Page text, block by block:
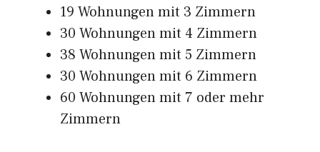
19 Wohnungen mit 3 Zimmern
30 Wohnungen mit 4 Zimmern
38 Wohnungen mit 5 Zimmern
30 Wohnungen mit 6 Zimmern
60 Wohnungen mit 7 oder mehr
Zimmern